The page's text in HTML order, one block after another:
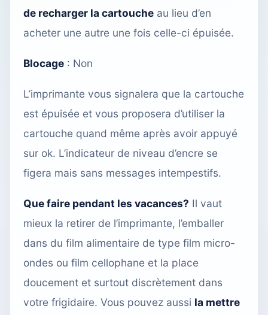
de recharger la cartouche au lieu d’en
acheter une autre une fois celle-ci épuisée.
Blocage : Non
L’imprimante vous signalera que la cartouche
est épuisée et vous proposera d’utiliser la
cartouche quand même après avoir appuyé
sur ok. L’indicateur de niveau d’encre se
figera mais sans messages intempestifs.
Que faire pendant les vacances? Il vaut
mieux la retirer de l’imprimante, l’emballer
dans du film alimentaire de type film micro-
ondes ou film cellophane et la place
doucement et surtout discrètement dans
votre frigidaire. Vous pouvez aussi la mettre